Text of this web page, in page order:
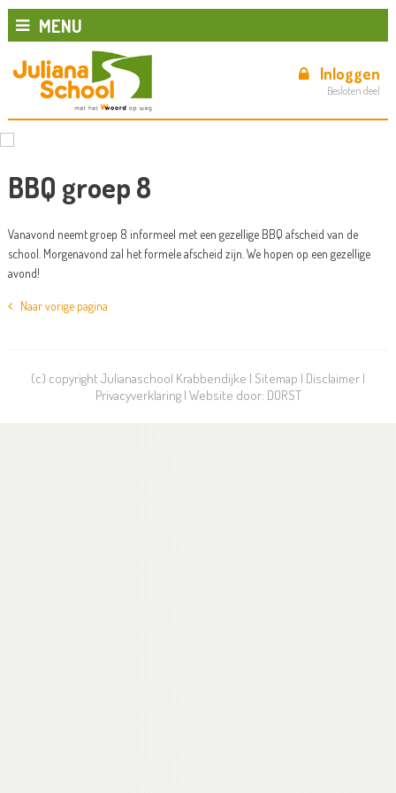
MENU
Inloggen
Besloten deel
BBQ groep 8
Vanavond neemt groep 8 informeel met een gezellige BBQ afscheid van de
school. Morgenavond zal het formele afscheid zijn. We hopen op een gezellige
avond!
Naar vorige pagina
(c) copyright Julianaschool Krabbendijke | Sitemap | Disclaimer |
Privacyverklaring| Website door: DORST